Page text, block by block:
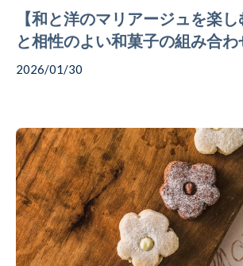
【和と洋のマリアージュを楽
と相性のよい和菓子の組み合
2026/01/30